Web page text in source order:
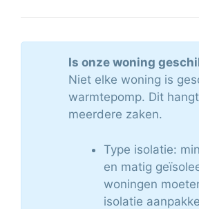
Is onze woning
Niet elke woning is
warmtepomp. Dit
meerdere zaken.
Type isolatie:
en matig
woningen
isolatie